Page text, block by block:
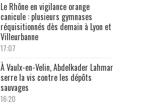
Le Rhône en vigilance orange
canicule : plusieurs gymnases
réquisitionnés dès demain à Lyon et
Villeurbanne
17:07
À Vaulx-en-Velin, Abdelkader Lahmar
serre la vis contre les dépôts
sauvages
16:20